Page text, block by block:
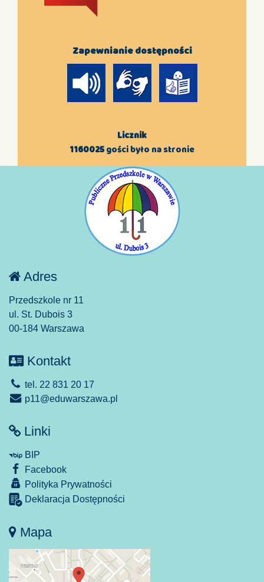
Zapewnianie dostępności
Licznik
1160025gości było na stronie
Adres
Przedszkole nr 11
ul. St. Dubois 3
00-184 Warszawa
Kontakt
tel. 22 831 20 17
p11@eduwarszawa.pl
Linki
BIP
Facebook
Polityka Prywatności
Deklaracja Dostępności
Mapa